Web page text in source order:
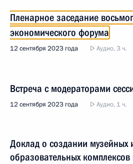
Пленарное заседание
экономического форума
12 сентября 2023 года Аудио, 3 ч.
Встреча с модераторами
12 сентября 2023 года Аудио, 1 ч.
Доклад о создании музейных
образовательных